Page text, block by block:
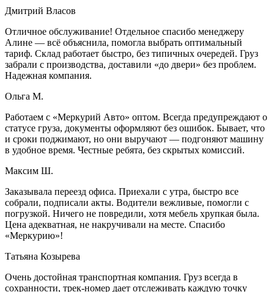
Дмитрий Власов
Отличное обслуживание! Отдельное спасибо менеджеру
Алине — всё объяснила, помогла выбрать оптимальный
тариф. Склад работает быстро, без типичных очередей. Груз
забрали с производства, доставили «до двери» без проблем.
Надежная компания.
Ольга М.
Работаем с «Меркурий Авто» оптом. Всегда предупреждают о
статусе груза, документы оформляют без ошибок. Бывает, что
и сроки поджимают, но они выручают — подгоняют машину
в удобное время. Честные ребята, без скрытых комиссий.
Максим Ш.
Заказывала переезд офиса. Приехали с утра, быстро все
собрали, подписали акты. Водители вежливые, помогли с
погрузкой. Ничего не повредили, хотя мебель хрупкая была.
Цена адекватная, не накручивали на месте. Спасибо
«Меркурию»!
Татьяна Козырева
Очень достойная транспортная компания. Груз всегда в
сохранности, трек-номер дает отслеживать каждую точку